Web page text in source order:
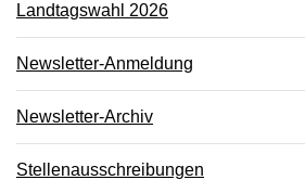
Landtagswahl 2026
Newsletter-Anmeldung
Newsletter-Archiv
Stellenausschreibungen